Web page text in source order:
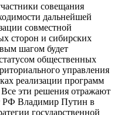
совещания
дальнейшей
совместной
сторон и сибирских
шагом будет
общественных
управления
реализации программ
Все эти решения отражают
РФ Владимир Путин в
государственной